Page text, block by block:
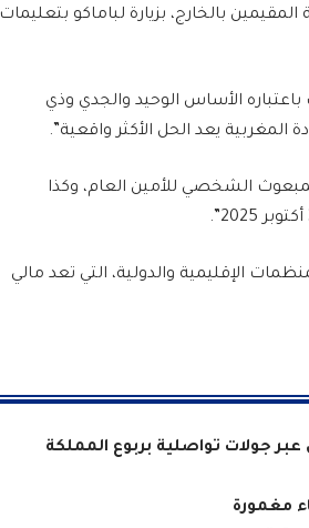
بالخارج، بزيارة لباماكو بتعليمات
الأساس الوحيد والجدي وذي
المغربية يعد الحل الأكثر واقعية”.
الشخصي للأمين العام، وكذا
الإقليمية والدولية، التي تعد مالي
عبر جولات تواصلية بربوع المملكة
مغمورة